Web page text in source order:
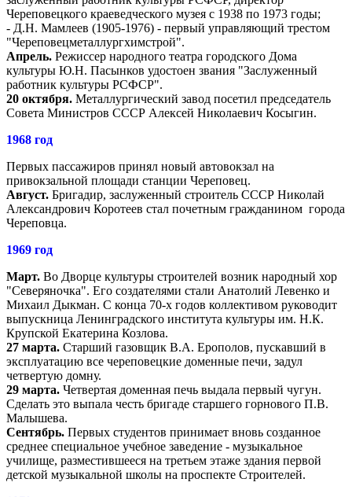
Череповецкого краеведческого музея с 1938 по 1973 годы;
- Д.Н. Мамлеев (1905-1976) - первый управляющий трестом
"Череповецметаллургхимстрой".
Апрель. Режиссер народного театра городского Дома
культуры Ю.Н. Пасынков удостоен звания "Заслуженный
работник культуры РСФСР".
20 октября. Металлургический завод посетил председатель
Совета Министров СССР Алексей Николаевич Косыгин.
1968 год
Первых пассажиров принял новый автовокзал на
привокзальной площади станции Череповец.
Август. Бригадир, заслуженный строитель СССР Николай
Александрович Коротеев стал почетным гражданином города
Череповца.
1969 год
Март. Во Дворце культуры строителей возник народный хор
"Северяночка". Его создателями стали Анатолий Левенко и
Михаил Дыкман. С конца 70-х годов коллективом руководит
выпускница Ленинградского института культуры им. Н.К.
Крупской Екатерина Козлова.
27 марта. Старший газовщик В.А. Ерополов, пускавший в
эксплуатацию все череповецкие доменные печи, задул
четвертую домну.
29 марта. Четвертая доменная печь выдала первый чугун.
Сделать это выпала честь бригаде старшего горнового П.В.
Малышева.
Сентябрь. Первых студентов принимает вновь созданное
среднее специальное учебное заведение - музыкальное
училище, разместившееся на третьем этаже здания первой
детской музыкальной школы на проспекте Строителей.